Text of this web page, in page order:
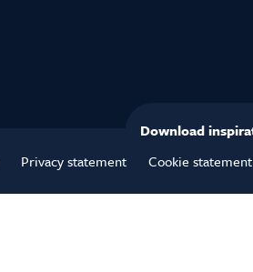
Privacy statement Cookie statement